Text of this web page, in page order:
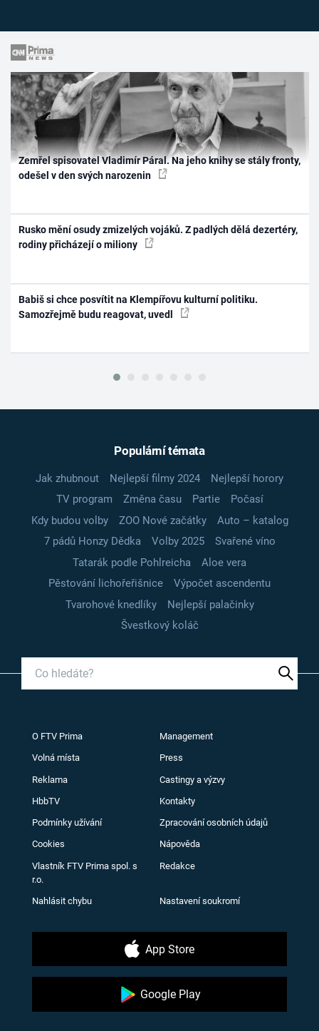
Zemřel spisovatel Vladimír Páral. Na jeho knihy se stály fronty,
odešel v den svých narozenin
Rusko mění osudy zmizelých vojáků. Z padlých dělá dezertéry,
rodiny přicházejí o miliony
Babiš si chce posvítit na Klempířovu kulturní politiku.
Samozřejmě budu reagovat, uvedl
Populární témata
Jak zhubnout Nejlepší filmy 2024
Nejlepší horory
TV program
Změna času Partie
Počasí
Kdy budou volby
ZOO Nové začátky
Auto – katalog
7 pádů Honzy Dědka
Volby 2025
Svařené víno
Tatarák podle Pohlreicha
Aloe vera
Pěstování lichořeřišnice
Výpočet ascendentu
Tvarohové knedlíky
Nejlepší palačinky
Švestkový koláč
O FTV Prima Management
Volná místa Press
Reklama Castingy a výzvy
HbbTV Kontakty
Podmínky užívání Zpracování osobních údajů
Cookies Nápověda
Vlastník FTV Prima spol. s
r.o.
Redakce
Nahlásit chybu Nastavení soukromí
App Store
Google Play